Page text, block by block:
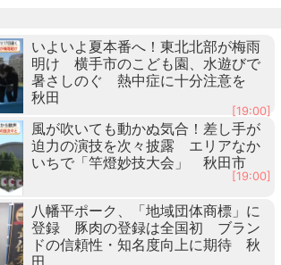
いよいよ夏本番へ！東北北部が梅雨
明け 横手市のこども園、水遊びで
暑さしのぐ 熱中症に十分注意を
秋田
[19:00]
風が吹いても動かぬ気合！差し手が
迫力の演技を次々披露 エリアなか
いちで「竿燈妙技大会」 秋田市
[19:00]
八幡平ポーク、「地域団体商標」に
登録 豚肉の登録は全国初 ブラン
ドの信頼性・知名度向上に期待 秋
田